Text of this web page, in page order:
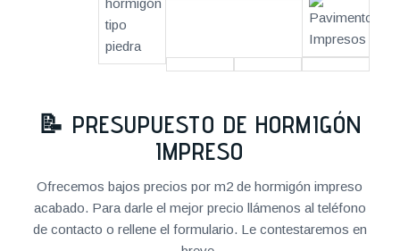
📝 PRESUPUESTO DE HORMIGÓN
IMPRESO
Ofrecemos bajos precios por m2 de hormigón impreso
acabado. Para darle el mejor precio llámenos al teléfono
de contacto o rellene el formulario. Le contestaremos en